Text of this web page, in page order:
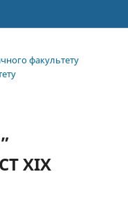
факультету
ХІХ